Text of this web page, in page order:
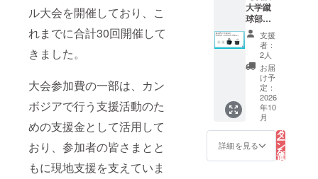
ル大会を開催しており、こ
れまでに合計30回開催して
きました。
大会参加費の一部は、カン
ボジアで行う支援活動のた
めの支援金として活用して
おり、参加者の皆さまとと
もに現地支援を支えていま
綿100％
ル ・PV
終了報
告メー
ル（PV
終了報
告書付
き） ■
サコッ
シュの
詳細 サ
イズ：
220mm
x 高さ
皆様か
らのご
支援
は、プ
ロジェ
クトの
ために
大切に
使わせ
ていた
だきま
セット
内容 ・
※「とに
かく応
援コー
ス」は
ご支援
金額に
関わら
ず、返
礼品の
内容は
同一と
なりま
す。
支援
は、プ
ロジェ
クトの
ために
大切に
使わせ
ていた
だきま
す。 ・
プロ
サッ
カー選
大学蹴
球部プ
ラン：
コンプ
リート
セッ
ト】 筑
波大学
蹴球部
オリジ
ナルロ
ゴ入り
「マグ
カッ
プ」
支援
者：
2人
お届
け予
定：
2026
年10
月
詳細を見る
リ
タ
ー
ン
を
選
択